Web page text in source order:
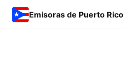
Emisoras de Puerto Rico